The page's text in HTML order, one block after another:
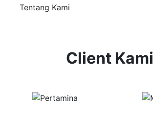
Tentang Kami
Client Kami